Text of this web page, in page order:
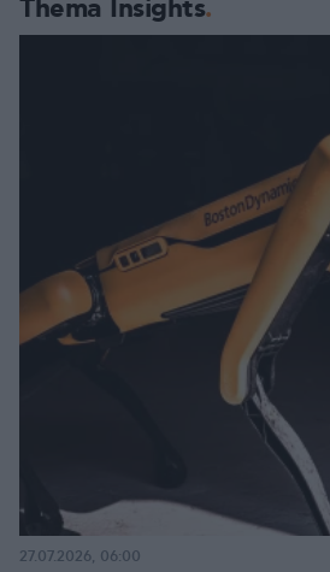
Thema Insights
27.07.2026, 06:00